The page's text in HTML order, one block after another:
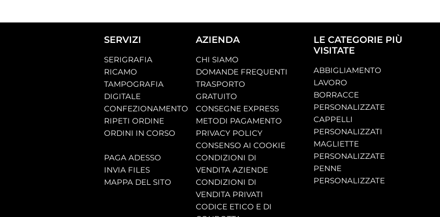
SERVIZI
SERIGRAFIA
RICAMO
TAMPOGRAFIA
DIGITALE
CONFEZIONAMENTO
RIPETI ORDINE
ORDINI IN CORSO
PAGA ADESSO
INVIA FILES
MAPPA DEL SITO
AZIENDA
CHI SIAMO
DOMANDE FREQUENTI
TRASPORTO
GRATUITO
CONSEGNE EXPRESS
METODI PAGAMENTO
PRIVACY POLICY
CONSENSO AI COOKIE
CONDIZIONI DI
VENDITA AZIENDE
CONDIZIONI DI
VENDITA PRIVATI
CODICE ETICO E DI
LE CATEGORIE PIÙ
VISITATE
ABBIGLIAMENTO
LAVORO
BORRACCE
PERSONALIZZATE
CAPPELLI
PERSONALIZZATI
MAGLIETTE
PERSONALIZZATE
PENNE
PERSONALIZZATE